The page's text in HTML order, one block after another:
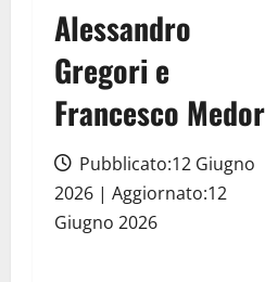
Alessandro
Gregori e
Francesco
Pubblicato:12 Giugno
2026 | Aggiornato:12
Giugno 2026